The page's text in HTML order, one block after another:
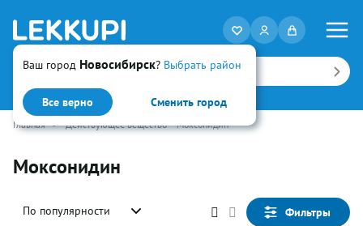
Ваш город Новосибирск? Выбрать район
Все верно Сменить город
Искать
Главная • Действующее вещество Моксонидин
Моксонидин
По популярности Фильтры